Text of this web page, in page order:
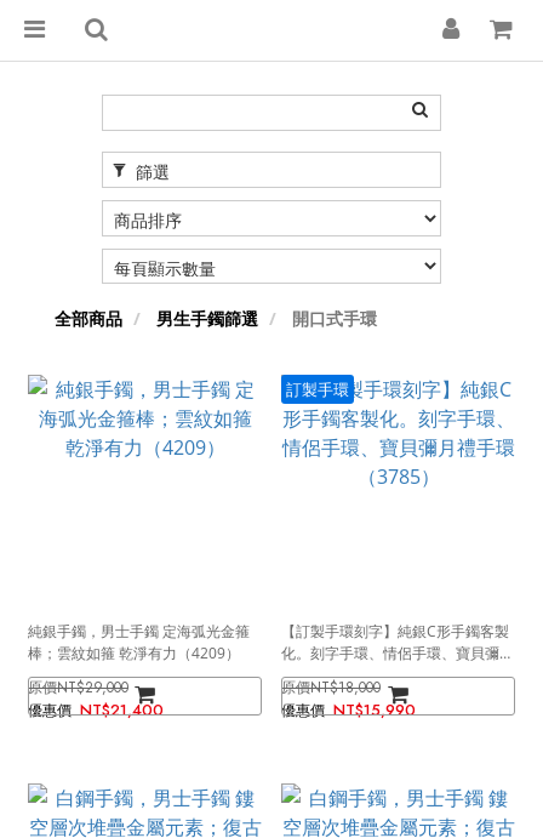
篩選
全部商品 男生手鐲篩選 開口式手環
純銀手鐲，男士手鐲 定海弧光金箍
棒；雲紋如箍 乾淨有力（4209）
NT$29,000
NT$21,400
訂製手環
【訂製手環刻字】純銀C形手鐲客製
化。刻字手環、情侶手環、寶貝彌月
禮手環（3785）
NT$18,000
NT$15,990